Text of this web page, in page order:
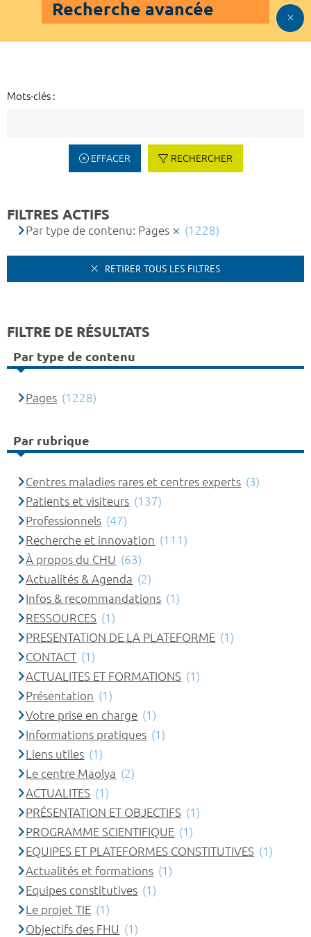
Recherche avancée
Mots-clés :
EFFACER RECHERCHER
FILTRES ACTIFS
Par type de contenu: Pages (1228)
RETIRER TOUS LES FILTRES
FILTRE DE RÉSULTATS
Par type de contenu
Pages (1228)
Par rubrique
Centres maladies rares et centres experts (3)
Patients et visiteurs (137)
Professionnels (47)
Recherche et innovation (111)
À propos du CHU (63)
Actualités & Agenda (2)
Infos & recommandations (1)
RESSOURCES (1)
PRESENTATION DE LA PLATEFORME (1)
CONTACT (1)
ACTUALITES ET FORMATIONS (1)
Présentation (1)
Votre prise en charge (1)
Informations pratiques (1)
Liens utiles (1)
Le centre Maolya (2)
ACTUALITES (1)
PRÉSENTATION ET OBJECTIFS (1)
PROGRAMME SCIENTIFIQUE (1)
EQUIPES ET PLATEFORMES CONSTITUTIVES (1)
Actualités et formations (1)
Equipes constitutives (1)
Le projet TIE (1)
Objectifs des FHU (1)